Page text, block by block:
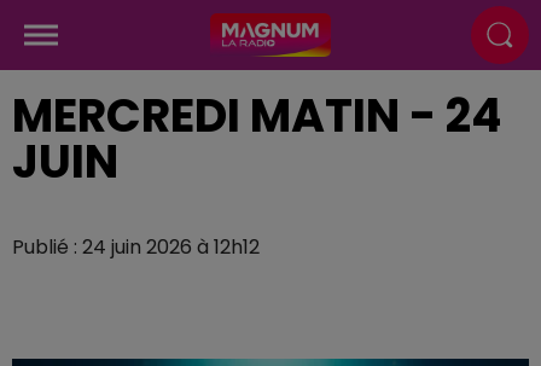
MERCREDI MATIN - 24
JUIN
Publié : 24 juin 2026 à 12h12